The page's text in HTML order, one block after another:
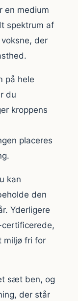
en medium
spektrum af
der
på hele
du
kroppens
placeres
kan
den
Yderligere
certificerede,
miljø fri for
sæt ben, og
der står